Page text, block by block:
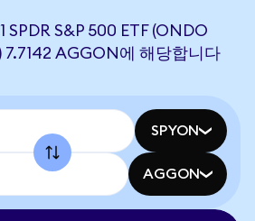
S&P 500 ETF (ONDO
7.7142 AGGON에 해당합니다
SPYON
AGGON